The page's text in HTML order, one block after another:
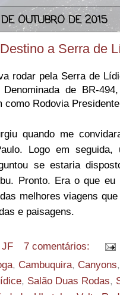
OUTUBRO DE 2015
a Serra de
rodar pela Serra de
de BR-
como Rodovia
quando me
Logo em seguida,
se estaria
Pronto. Era o que
melhores viagens
e paisagens.
7 comentários:
, Cambuquira, Canyons
, Salão Duas Rodas,